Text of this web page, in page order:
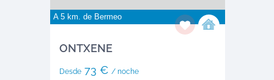
A 5 km. de Bermeo
ONTXENE
Desde73 € / noche